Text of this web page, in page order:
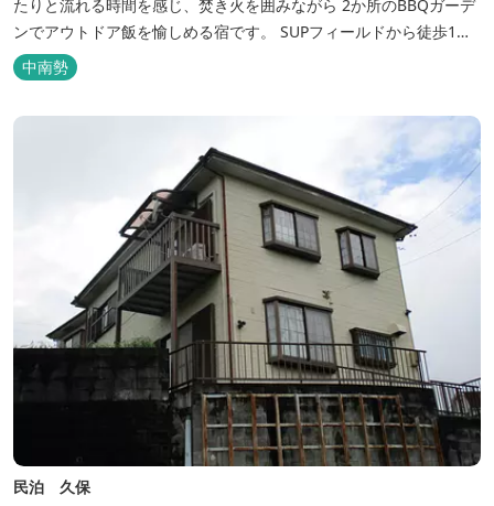
たりと流れる時間を感じ、焚き火を囲みながら 2か所のBBQガーデ
ンでアウトドア飯を愉しめる宿です。 SUPフィールドから徒歩1
分。絶景に囲まれた水上アクティビティも満喫したい方へ。
中南勢
民泊 久保